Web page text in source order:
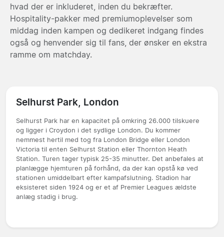
hvad der er inkluderet, inden du bekræfter.
Hospitality-pakker med premiumoplevelser som
middag inden kampen og dedikeret indgang findes
også og henvender sig til fans, der ønsker en ekstra
ramme om matchday.
Selhurst Park, London
Selhurst Park har en kapacitet på omkring 26.000 tilskuere
og ligger i Croydon i det sydlige London. Du kommer
nemmest hertil med tog fra London Bridge eller London
Victoria til enten Selhurst Station eller Thornton Heath
Station. Turen tager typisk 25-35 minutter. Det anbefales at
planlægge hjemturen på forhånd, da der kan opstå kø ved
stationen umiddelbart efter kampafslutning. Stadion har
eksisteret siden 1924 og er et af Premier Leagues ældste
anlæg stadig i brug.